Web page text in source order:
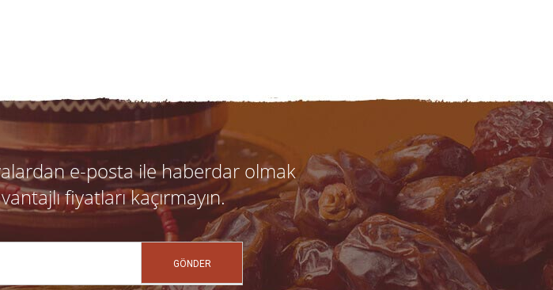
e-posta ile haberdar olmak
fiyatları kaçırmayın.
GÖNDER